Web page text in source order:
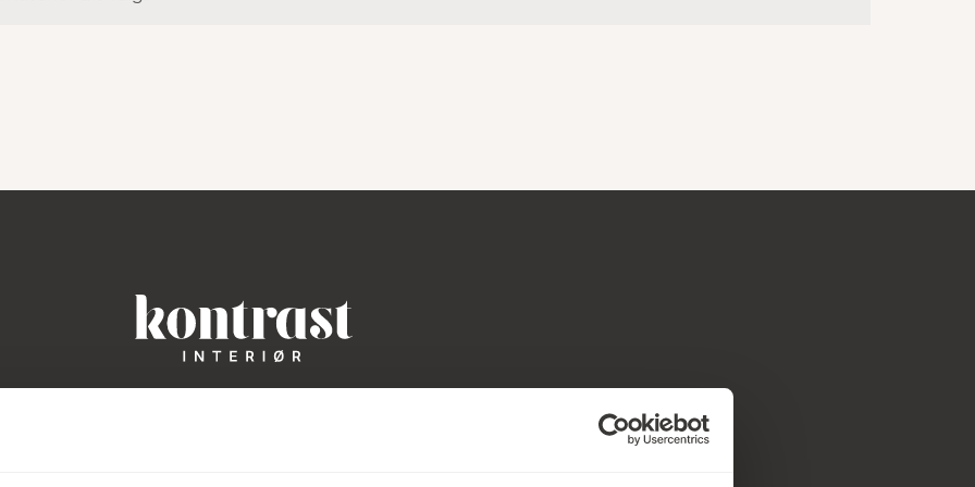
fokus på kontrast. Vi elsker nemlig det, der formår at være både legende og funktionelt.
Stramt og interessant. Vi vælger altid kun de produkter, vi ikke selv kan stå for. Som vi